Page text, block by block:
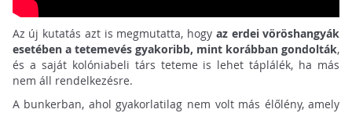
Az új kutatás azt is megmutatta, hogy az erdei vöröshangyák
esetében a tetemevés gyakoribb, mint korábban gondolták,
és a saját kolóniabeli társ teteme is lehet táplálék, ha más
nem áll rendelkezésre.
A bunkerban, ahol gyakorlatilag nem volt más élőlény, amely